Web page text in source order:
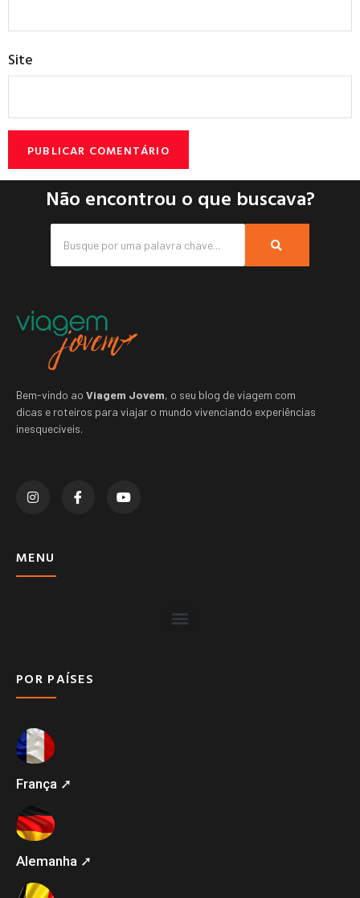
Site
Não encontrou o que buscava?
Bem-vindo ao Viagem Jovem, o seu blog de viagem com
dicas e roteiros para viajar o mundo vivenciando experiências
inesquecíveis.
MENU
POR PAÍSES
França ➚
Alemanha ➚